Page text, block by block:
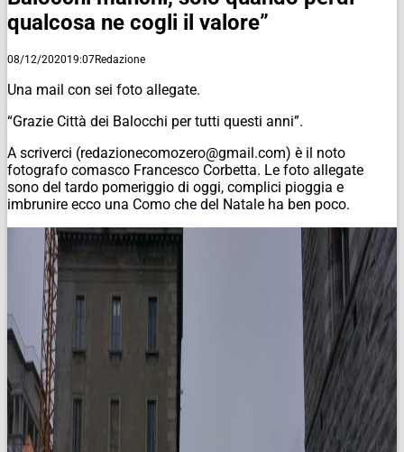
qualcosa ne cogli il valore”
08/12/202019:07Redazione
Una mail con sei foto allegate.
“Grazie Città dei Balocchi per tutti questi anni”.
A scriverci (redazionecomozero@gmail.com) è il noto
fotografo comasco Francesco Corbetta. Le foto allegate
sono del tardo pomeriggio di oggi, complici pioggia e
imbrunire ecco una Como che del Natale ha ben poco.